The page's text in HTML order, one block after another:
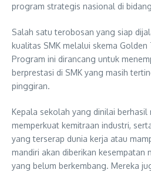
program strategis nasional di
Salah satu terobosan yang siap
kualitas SMK melalui skema
Program ini dirancang untuk
berprestasi di SMK yang masih
pinggiran.
Kepala sekolah yang dinilai berhasil
memperkuat kemitraan industri,
yang terserap dunia kerja atau
mandiri akan diberikan kesempatan
yang belum berkembang. Mereka